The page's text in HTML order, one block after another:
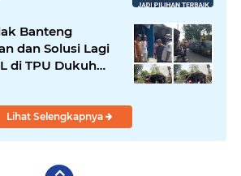
gratis di
babak baru.
Banteng
dan Solusi Lagi
di TPU Dukuh
Surabaya
Lihat Selengkapnya